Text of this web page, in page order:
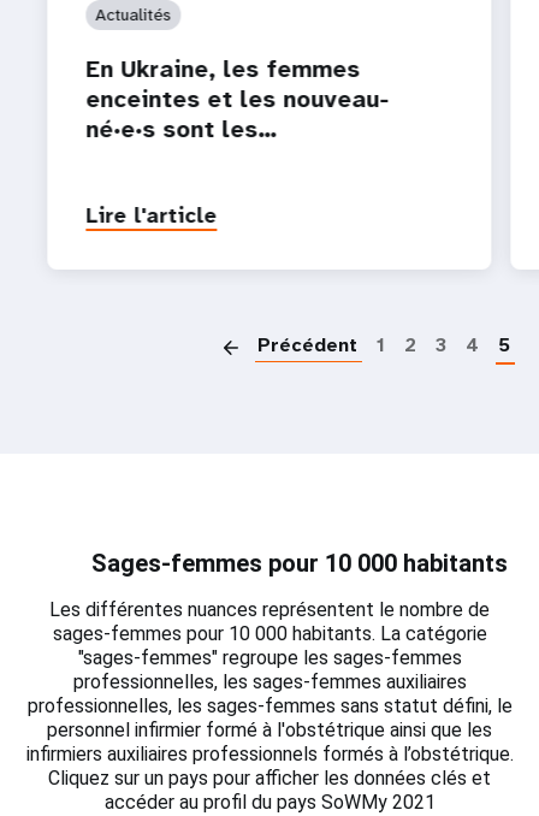
Actualités
En Ukraine, les femmes
enceintes et les nouveau-
né·e·s sont les…
Lire l'article
Précédent 1 2 3 4 5
Sages-femmes pour 10 000 habitants
Les différentes nuances représentent le nombre de
sages-femmes pour 10 000 habitants. La catégorie
"sages-femmes" regroupe les sages-femmes
professionnelles, les sages-femmes auxiliaires
professionnelles, les sages-femmes sans statut défini, le
personnel infirmier formé à l'obstétrique ainsi que les
infirmiers auxiliaires professionnels formés à l’obstétrique.
Cliquez sur un pays pour afficher les données clés et
accéder au profil du pays SoWMy 2021